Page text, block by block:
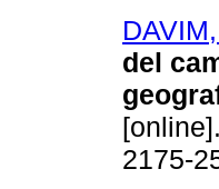
del
2175-